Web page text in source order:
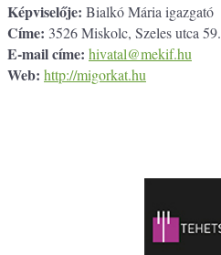
Képviselője: Bialkó Mária igazgató
Címe: 3526 Miskolc, Szeles utca 59.
E-mail címe: hivatal@mekif.hu
Web: http://migorkat.hu